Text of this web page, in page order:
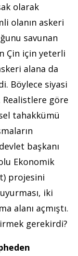
olarak
olanın askeri
savunan
Çin için yeterli
alana da
Böylece siyasi
Realistlere göre
tahakkümü
başkanı
Ekonomik
projesini
iki
alanı açmıştı.
gerekirdi?